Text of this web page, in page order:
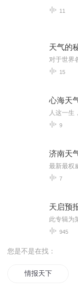
11
天气的
15
心海天
9
济南天
最新最权
7
天启预
945
您是不是在找：
情报天下